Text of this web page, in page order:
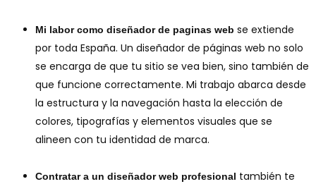
Mi labor como diseñador de paginas web se extiende
por toda España. Un diseñador de páginas web no solo
se encarga de que tu sitio se vea bien, sino también de
que funcione correctamente. Mi trabajo abarca desde
la estructura y la navegación hasta la elección de
colores, tipografías y elementos visuales que se
alineen con tu identidad de marca.
Contratar a un diseñador web profesional también te